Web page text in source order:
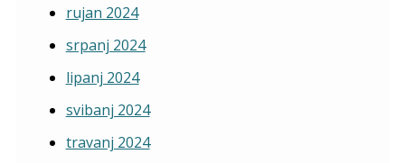
rujan 2024
srpanj 2024
lipanj 2024
svibanj 2024
travanj 2024